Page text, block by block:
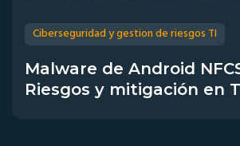
Ciberseguridad y gestion de riesgos TI
Malware de Android
Riesgos y mitigación en